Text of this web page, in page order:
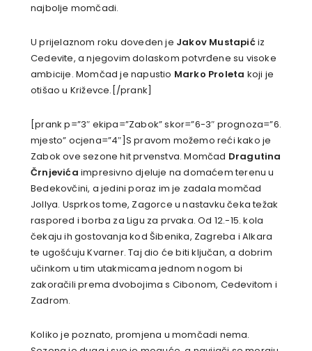
najbolje momčadi.
U prijelaznom roku doveden je Jakov Mustapićiz
Cedevite, a njegovim dolaskom potvrđene su visoke
ambicije. Momčad je napustio Marko Proleta koji je
otišao u Križevce.[/prank]
[prank p=”3″ ekipa=”Zabok” skor=”6-3″ prognoza=”6.
mjesto” ocjena=”4″]S pravom možemo reći kako je
Zabok ove sezone hit prvenstva. Momčad Dragutina
Črnjevića impresivno djeluje na domaćem terenu u
Bedekovčini, a jedini poraz im je zadala momčad
Jollya. Usprkos tome, Zagorce u nastavku čeka težak
raspored i borba za Ligu za prvaka. Od 12.-15. kola
čekaju ih gostovanja kod Šibenika, Zagreba i Alkara
te ugošćuju Kvarner. Taj dio će biti ključan, a dobrim
učinkom u tim utakmicama jednom nogom bi
zakoračili prema dvobojima s Cibonom, Cedevitom i
Zadrom.
Koliko je poznato, promjena u momčadi nema.